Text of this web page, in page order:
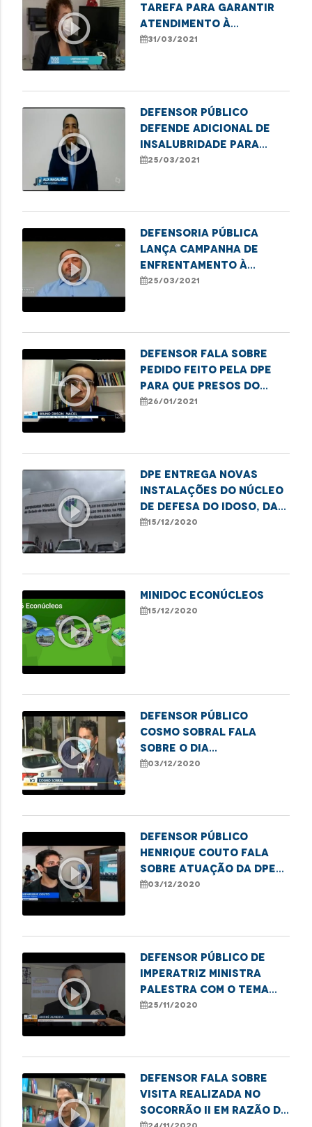
play_circle_outline
tarefa para garantir
atendimento à
mulheres vítimas de
31/03/2021
play_circle_outline
Defensor Público
defende adicional de
insalubridade para
profissionais de saúde
25/03/2021
play_circle_outline
Defensoria Pública
lança campanha de
enfrentamento à
violência sexual
25/03/2021
play_circle_outline
Defensor fala sobre
pedido feito pela DPE
para que presos do
grupo de risco cumpram
26/01/2021
play_circle_outline
DPE entrega novas
instalações do Núcleo
de Defesa do Idoso, da
Pessoa com Deficiência
15/12/2020
play_circle_outline
MINIDOC ECONÚCLEOS
15/12/2020
play_circle_outline
Defensor Público
Cosmo Sobral fala
sobre o Dia
Internacional da
03/12/2020
play_circle_outline
Defensor Público
Henrique Couto fala
sobre atuação da DPE
na Semana de
03/12/2020
play_circle_outline
Defensor Público de
Imperatriz ministra
palestra com o tema
"Os desafios da mulher
25/11/2020
play_circle_outline
Defensor fala sobre
visita realizada no
Socorrão II em razão da